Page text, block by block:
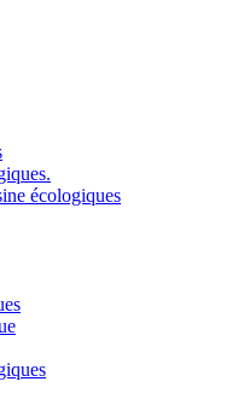
écologiques